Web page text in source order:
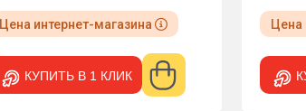
Цена интернет-магазина
КУПИТЬ В 1 КЛИК
Цена